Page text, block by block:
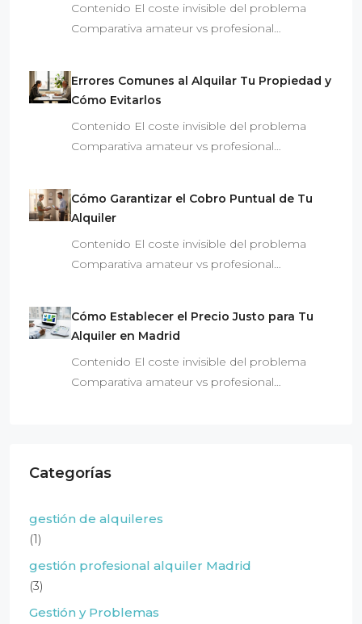
Contenido El coste invisible del problema
Comparativa amateur vs profesional…
Errores Comunes al Alquilar Tu Propiedad y
Cómo Evitarlos
Contenido El coste invisible del problema
Comparativa amateur vs profesional…
Cómo Garantizar el Cobro Puntual de Tu
Alquiler
Contenido El coste invisible del problema
Comparativa amateur vs profesional…
Cómo Establecer el Precio Justo para Tu
Alquiler en Madrid
Contenido El coste invisible del problema
Comparativa amateur vs profesional…
Categorías
gestión de alquileres
(1)
gestión profesional alquiler Madrid
(3)
Gestión y Problemas